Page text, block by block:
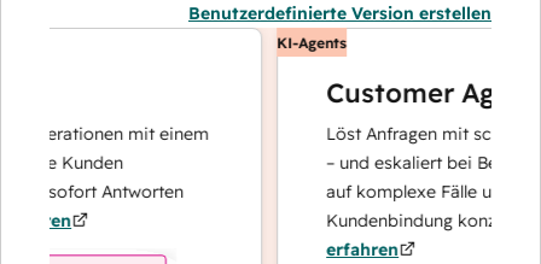
Benutzerdefinierte Version erstellen
mit einem
Kunden
sofort Antworten
KI-Agents
Customer Agent
Löst Anfragen mit schnellen,
– und eskaliert bei Bedarf,
auf komplexe Fälle und den
Kundenbindung konzentrieren
erfahren